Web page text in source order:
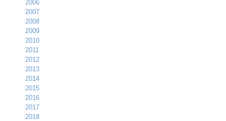
2006
2007
2008
2009
2010
2011
2012
2013
2014
2015
2016
2017
2018